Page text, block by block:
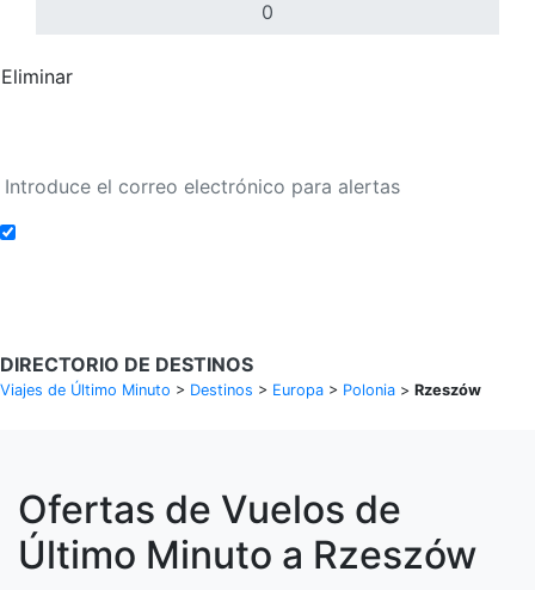
Eliminar
DIRECTORIO DE DESTINOS
Viajes de Último Minuto > Destinos > Europa > Polonia > Rzeszów
Ofertas de Vuelos de
Último Minuto a Rzeszów